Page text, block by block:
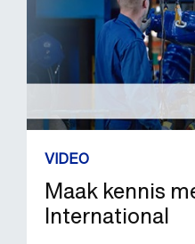
VIDEO
Maak kennis
International